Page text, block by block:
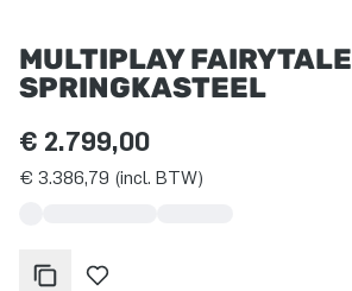
MULTIPLAY FAIRYTALE
SPRINGKASTEEL
€ 2.799,00
€ 3.386,79 (incl. BTW)